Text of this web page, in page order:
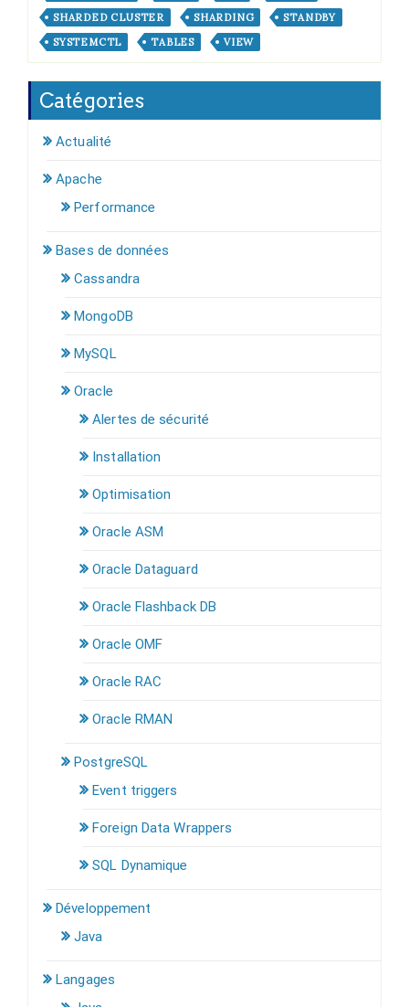
SHARDED CLUSTER
SHARDING
STANDBY
SYSTEMCTL
TABLES VIEW
Catégories
Actualité
Apache
Performance
Bases de données
Cassandra
MongoDB
MySQL
Oracle
Alertes de sécurité
Installation
Optimisation
Oracle ASM
Oracle Dataguard
Oracle Flashback DB
Oracle OMF
Oracle RAC
Oracle RMAN
PostgreSQL
Event triggers
Foreign Data Wrappers
SQL Dynamique
Développement
Java
Langages